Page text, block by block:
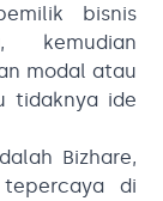
bisnis
kemudian
modal atau
tidaknya ide
Bizhare,
di